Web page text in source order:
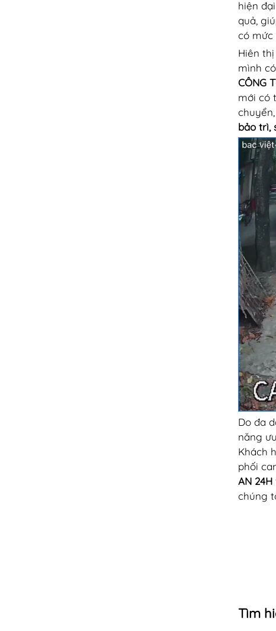
hiện
quả,
có mức
Hiên
mình
CÔNG
mới có
bảo trì,
Do đa
năng
Khách
phối
AN 24H
chúng
Tìm